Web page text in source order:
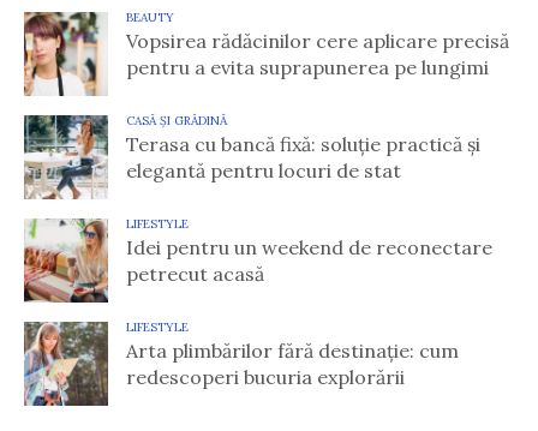
BEAUTY
Vopsirea rădăcinilor cere aplicare precisă
pentru a evita suprapunerea pe lungimi
CASĂ ȘI GRĂDINĂ
Terasa cu bancă fixă: soluție practică și
elegantă pentru locuri de stat
LIFESTYLE
Idei pentru un weekend de reconectare
petrecut acasă
LIFESTYLE
Arta plimbărilor fără destinație: cum
redescoperi bucuria explorării